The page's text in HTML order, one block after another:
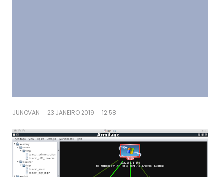
JUNOVAN - 23 JANEIRO 2019 - 12:58